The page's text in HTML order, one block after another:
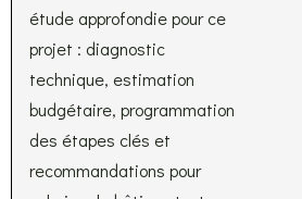
étude approfondie pour ce
projet : diagnostic
technique, estimation
budgétaire, programmation
des étapes clés et
recommandations pour